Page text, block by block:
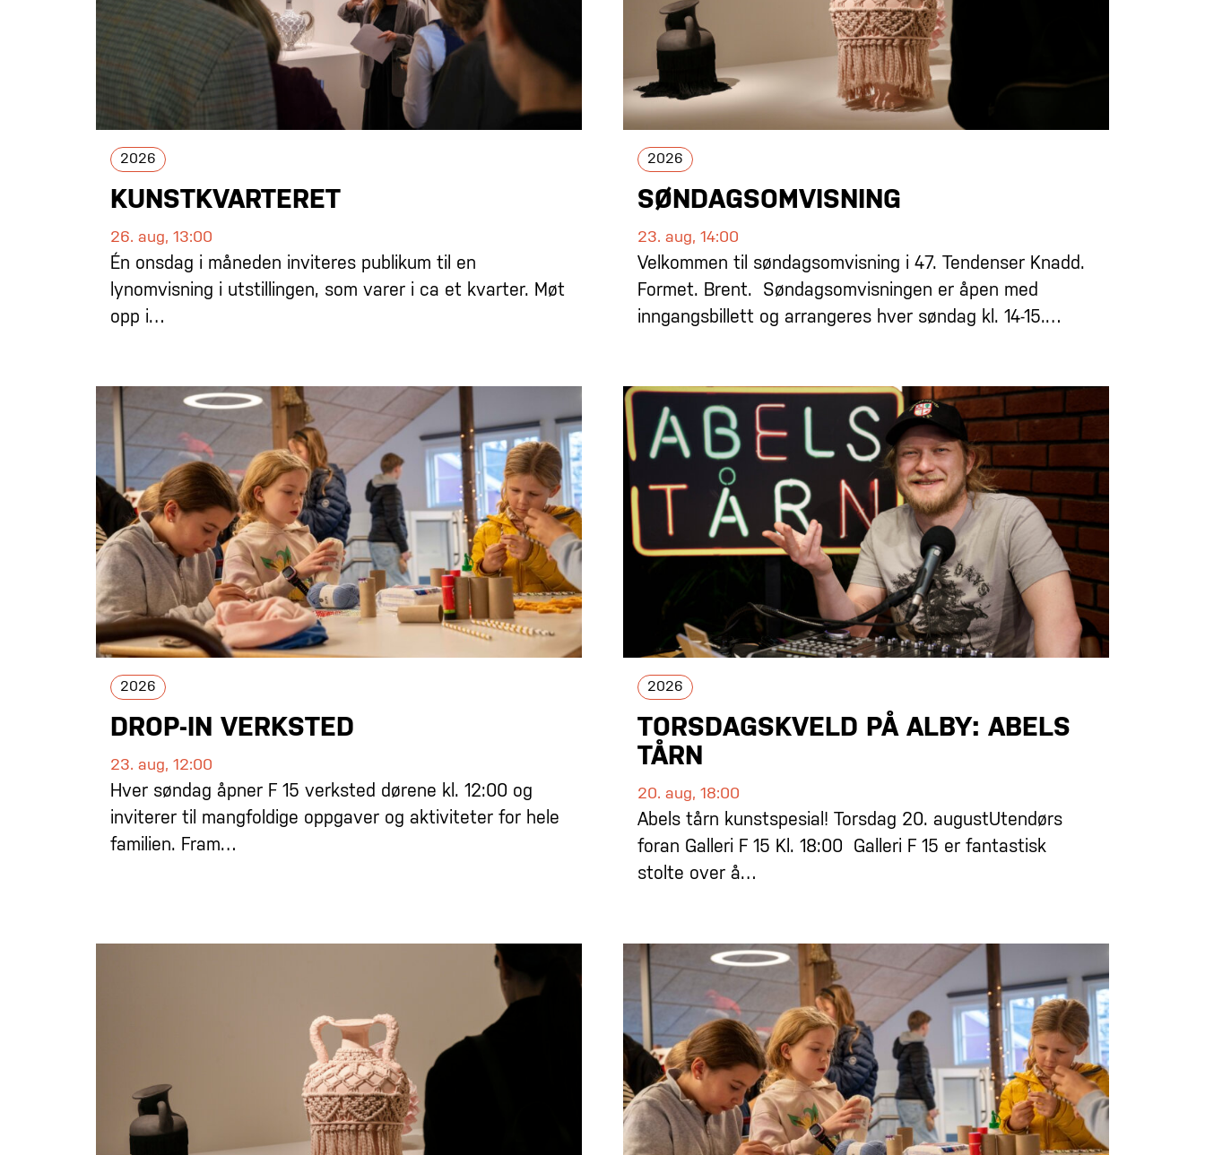
2026
KUNSTKVARTERET
26. aug, 13:00
Én onsdag i måneden inviteres publikum til en
lynomvisning i utstillingen, som varer i ca et kvarter. Møt
opp i…
2026
SØNDAGSOMVISNING
23. aug, 14:00
Velkommen til søndagsomvisning i 47. Tendenser Knadd.
Formet. Brent. Søndagsomvisningen er åpen med
inngangsbillett og arrangeres hver søndag kl. 14-15.…
2026
DROP-IN VERKSTED
23. aug, 12:00
Hver søndag åpner F 15 verksted dørene kl. 12:00 og
inviterer til mangfoldige oppgaver og aktiviteter for hele
familien. Fram…
2026
TORSDAGSKVELD PÅ ALBY: ABELS
TÅRN
20. aug, 18:00
Abels tårn kunstspesial! Torsdag 20. augustUtendørs
foran Galleri F 15 Kl. 18:00 Galleri F 15 er fantastisk
stolte over å…